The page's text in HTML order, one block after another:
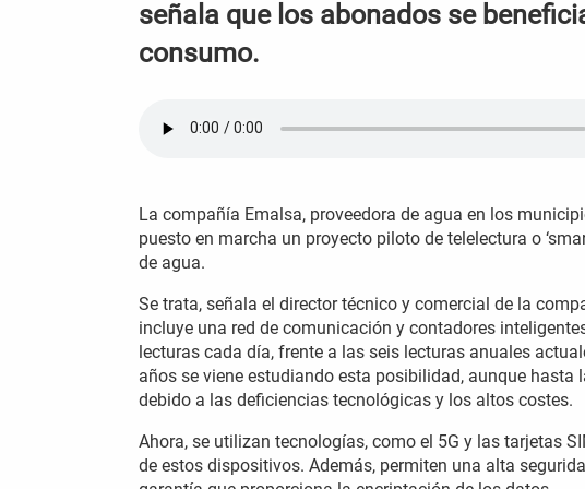
señala que los abonados se
consumo.
La compañía Emalsa, proveedora de agua en los
puesto en marcha un proyecto piloto de telelectura o
de agua.
Se trata, señala el director técnico y comercial de la
incluye una red de comunicación y contadores
lecturas cada día, frente a las seis lecturas anuales
años se viene estudiando esta posibilidad, aunque
debido a las deficiencias tecnológicas y los altos costes.
Ahora, se utilizan tecnologías, como el 5G y las tarjetas
de estos dispositivos. Además, permiten una alta